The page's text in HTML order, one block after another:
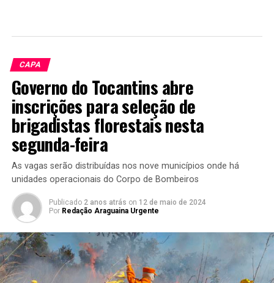
CAPA
Governo do Tocantins abre
inscrições para seleção de
brigadistas florestais nesta
segunda-feira
As vagas serão distribuídas nos nove municípios onde há
unidades operacionais do Corpo de Bombeiros
Publicado 2 anos atrás on 12 de maio de 2024
Por Redação Araguaina Urgente